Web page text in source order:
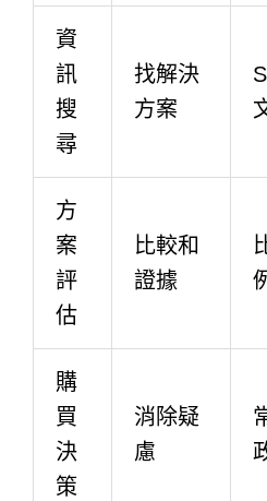
資
訊
搜
尋
找解決
方案
方
案
評
估
比較和
證據
購
買
決
策
消除疑
慮